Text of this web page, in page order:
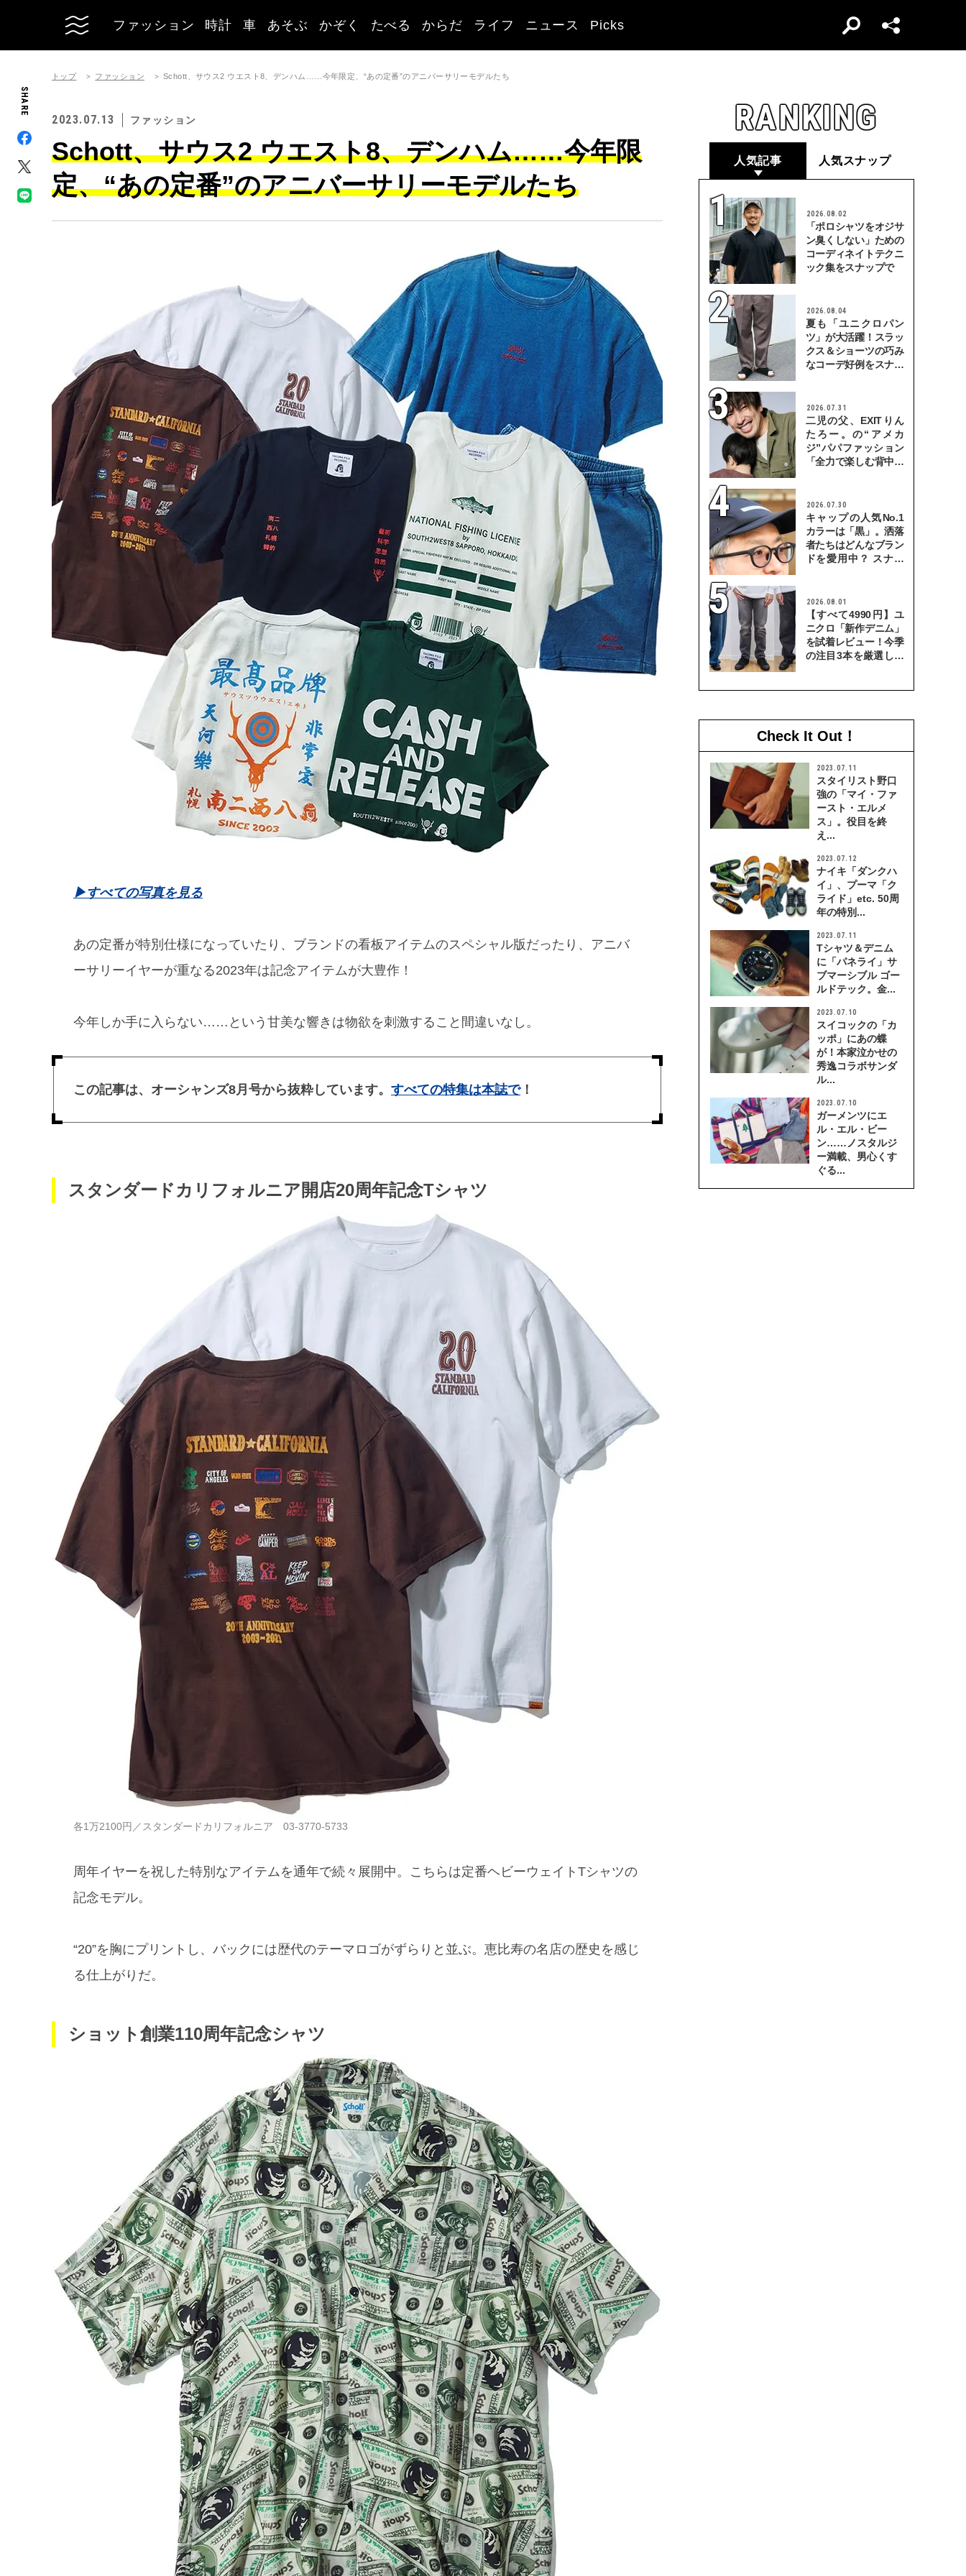
ファッション 時計 車 あそぶ かぞく たべる からだ ライフ ニュース Picks
SHARE
トップ ファッション Schott、サウス2 ウエスト8、デンハム……今年限定、“あの定番”のアニバーサリーモデルたち
2023.07.13 ファッション
Schott、サウス2 ウエスト8、デンハム……今年限
定、“あの定番”のアニバーサリーモデルたち
▶︎すべての写真を見る
あの定番が特別仕様になっていたり、ブランドの看板アイテムのスペシャル版だったり、アニバ
ーサリーイヤーが重なる2023年は記念アイテムが大豊作！
今年しか手に入らない……という甘美な響きは物欲を刺激すること間違いなし。
この記事は、オーシャンズ8月号から抜粋しています。 すべての特集は本誌で！
スタンダードカリフォルニア開店20周年記念Tシャツ
各1万2100円／スタンダードカリフォルニア 03-3770-5733
周年イヤーを祝した特別なアイテムを通年で続々展開中。こちらは定番ヘビーウェイトTシャツの
記念モデル。
“20”を胸にプリントし、バックには歴代のテーマロゴがずらりと並ぶ。恵比寿の名店の歴史を感じ
る仕上がりだ。
ショット創業110周年記念シャツ
RANKING
人気記事 人気スナップ
2026.08.02
「ポロシャツをオジサ
ン臭くしない」ための
コーディネイトテクニ
ック集をスナップで
2026.08.04
夏も「ユニクロパン
ツ」が大活躍！スラッ
クス＆ショーツの巧み
なコーデ好例をスナッ
2026.07.31
二児の父、EXITりん
たろー。の“アメカ
ジ”パパファッション
「全力で楽しむ背中を
2026.07.30
キャップの人気No.1
カラーは「黒」。洒落
者たちはどんなブラン
ドを愛用中？ スナッ
2026.08.01
【すべて4990円】ユ
ニクロ「新作デニム」
を試着レビュー！今季
の注目3本を厳選して
Check It Out！
2023.07.11
スタイリスト野口
強の「マイ・ファ
ースト・エルメ
ス」。役目を終
え...
2023.07.12
ナイキ「ダンクハ
イ」、プーマ「ク
ライド」etc. 50周
年の特別...
2023.07.11
Tシャツ＆デニム
に「パネライ」サ
ブマーシブル ゴー
ルドテック。金...
2023.07.10
スイコックの「カ
ッポ」にあの蝶
が！本家泣かせの
秀逸コラボサンダ
ル...
2023.07.10
ガーメンツにエ
ル・エル・ビー
ン……ノスタルジ
ー満載、男心くす
ぐる...